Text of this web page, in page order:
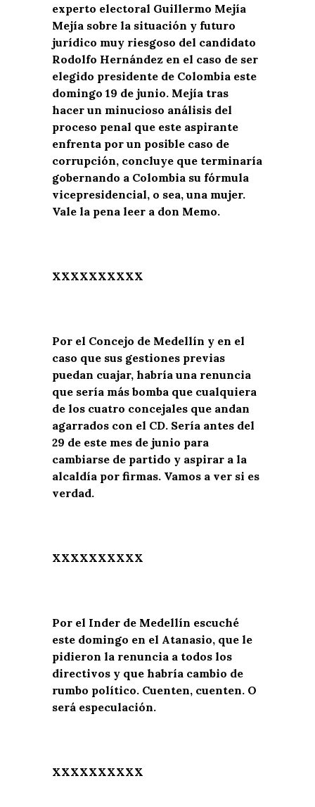
experto electoral Guillermo Mejía
Mejía sobre la situación y futuro
jurídico muy riesgoso del candidato
Rodolfo Hernández en el caso de ser
elegido presidente de Colombia este
domingo 19 de junio. Mejía tras
hacer un minucioso análisis del
proceso penal que este aspirante
enfrenta por un posible caso de
corrupción, concluye que terminaría
gobernando a Colombia su fórmula
vicepresidencial, o sea, una mujer.
Vale la pena leer a don Memo.
XXXXXXXXXX
Por el Concejo de Medellín y en el
caso que sus gestiones previas
puedan cuajar, habría una renuncia
que sería más bomba que cualquiera
de los cuatro concejales que andan
agarrados con el CD. Sería antes del
29 de este mes de junio para
cambiarse de partido y aspirar a la
alcaldía por firmas. Vamos a ver si es
verdad.
XXXXXXXXXX
Por el Inder de Medellín escuché
este domingo en el Atanasio, que le
pidieron la renuncia a todos los
directivos y que habría cambio de
rumbo político. Cuenten, cuenten. O
será especulación.
XXXXXXXXXX